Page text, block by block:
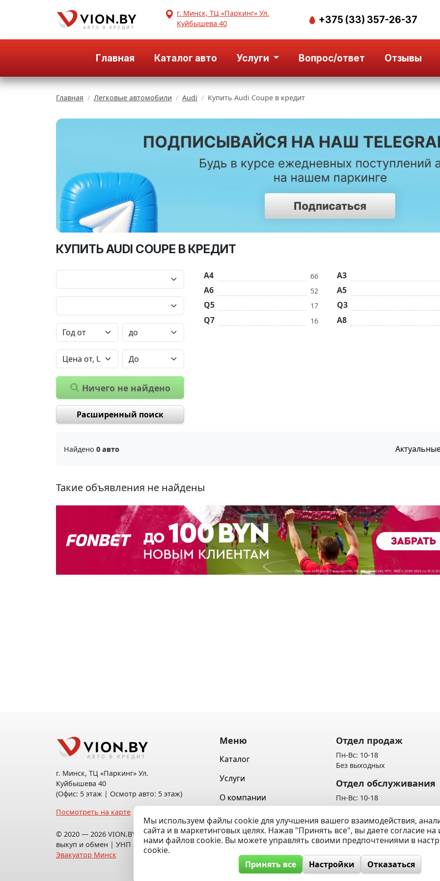
г. Минск, ТЦ «Паркинг» Ул.
Куйбышева 40
+375 (33) 357-26-37
Главная Каталог авто Услуги Вопрос/ответ Отзывы
Главная Легковые автомобили Audi Купить Audi Coupe в кредит
КУПИТЬ AUDI COUPE В КРЕДИТ
Ничего не найдено
Расширенный поиск
A4 66
A6 52
Q5 17
Q7 16
A3
A5
Q3
A8
Найдено 0 авто
Такие объявления не найдены
г. Минск, ТЦ «Паркинг» Ул.
Куйбышева 40
(Офис: 5 этаж | Осмотр авто: 5 этаж)
Посмотреть на карте
© 2020 — 2026 VION.BY — Продажа,
выкуп и обмен | УНП 192961100 |
Эвакуатор Минск
Меню
Каталог
Услуги
О компании
Контакты
Вопрос / Ответ
Отдел продаж
Пн-Вс: 10-18
Без выходных
Отдел обслуживания
Пн-Вс: 10-18
Без выходных
Политика обработки
данных
Мы используем файлы cookie для улучшения вашего взаимодействия,
сайта и в маркетинговых целях. Нажав "Принять все", вы даете согласие
нами файлов cookie. Вы можете управлять своими предпочтениями в
cookie.
Принять все
Настройки Отказаться